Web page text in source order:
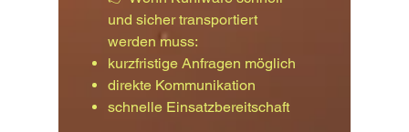
und sicher transportiert
werden muss:
kurzfristige Anfragen möglich
direkte Kommunikation
schnelle Einsatzbereitschaft